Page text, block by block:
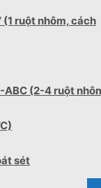
(1 ruột nhôm, cách
ABC (2-4 ruột
sét